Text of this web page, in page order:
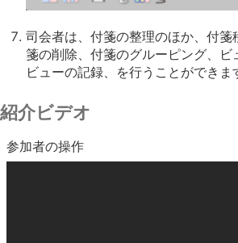
司会者は、付箋の整理のほか、付箋
箋の削除、付箋のグルーピング、ビ
ビューの記録、を行うことができま
紹介ビデオ
参加者の操作